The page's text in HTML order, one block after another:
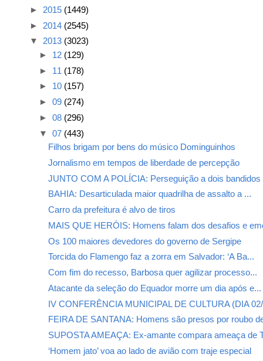
► 2015 (1449)
► 2014 (2545)
▼ 2013 (3023)
► 12 (129)
► 11 (178)
► 10 (157)
► 09 (274)
► 08 (296)
▼ 07 (443)
Filhos brigam por bens do músico Dominguinhos
Jornalismo em tempos de liberdade de percepção
JUNTO COM A POLÍCIA: Perseguição a dois bandidos
BAHIA: Desarticulada maior quadrilha de assalto a ...
Carro da prefeitura é alvo de tiros
MAIS QUE HERÓIS: Homens falam dos desafios e
Os 100 maiores devedores do governo de Sergipe
Torcida do Flamengo faz a zorra em Salvador: ‘A Ba...
Com fim do recesso, Barbosa quer agilizar processo...
Atacante da seleção do Equador morre um dia após e...
IV CONFERÊNCIA MUNICIPAL DE CULTURA (DIA
FEIRA DE SANTANA: Homens são presos por roubo
SUPOSTA AMEAÇA: Ex-amante compara ameaça de
‘Homem jato’ voa ao lado de avião com traje especial